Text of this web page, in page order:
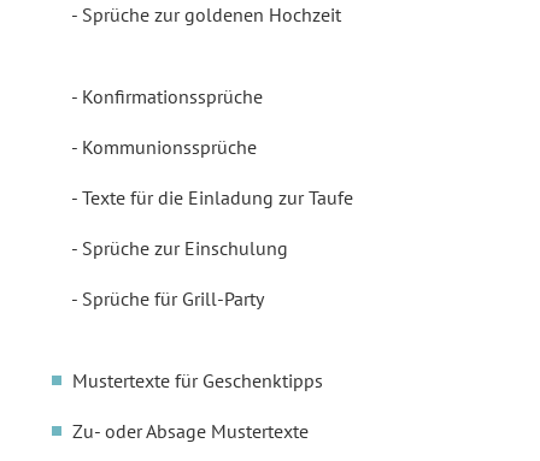
Sprüche zur goldenen Hochzeit
Konfirmationssprüche
Kommunionssprüche
Texte für die Einladung zur Taufe
Sprüche zur Einschulung
Sprüche für Grill-Party
Mustertexte für Geschenktipps
Zu- oder Absage Mustertexte